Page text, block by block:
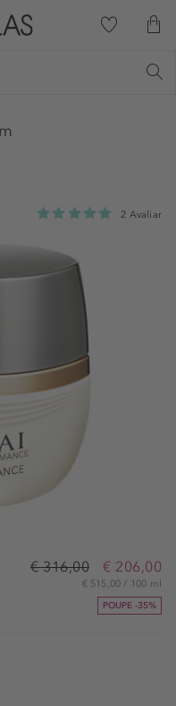
2 Avaliar
Rad. Cream
€ 316,00 € 206,00
€ 515,00 / 100 ml
POUPE -35%